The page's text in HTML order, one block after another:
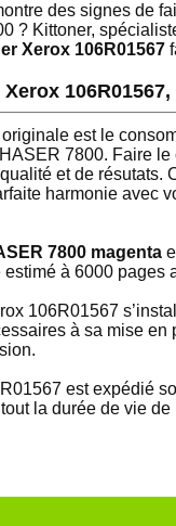
des signes de
? Kittoner,
Xerox 106R01567
est le
7800. Faire
et de résutats.
harmonie avec
7800 magenta
à 6000 pages
106R01567
à sa mise en
est expédié
la durée de vie de